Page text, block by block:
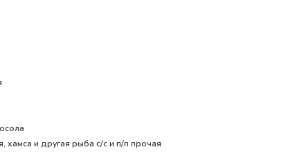
хамса и другая рыба с/с и п/п прочая